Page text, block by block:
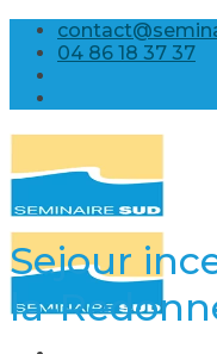
Skip
content
04 86 18 37 37
Sejour
la-